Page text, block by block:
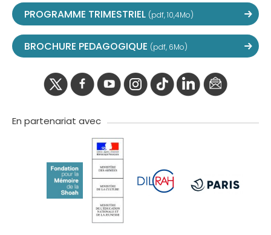
PROGRAMME TRIMESTRIEL (pdf, 10,4Mo)
BROCHURE PEDAGOGIQUE (pdf, 6Mo)
En partenariat avec